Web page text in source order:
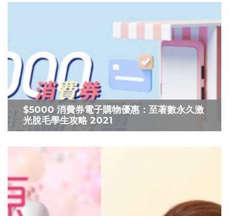
$5000 消費券電子購物優惠：至著數永久激
光脫毛學生攻略 2021